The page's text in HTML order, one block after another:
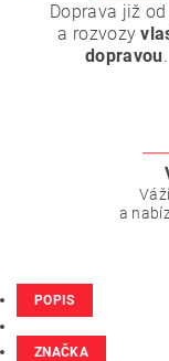
Doprava již od
a rozvozy
dopravou.
a
POPIS
ZNAČKA